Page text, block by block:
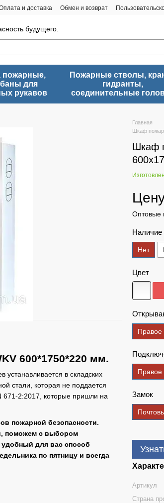
и доставка Обмен и возврат
будущего.
пожарные,
для
рукавов
Пожарные стволы,
гидранты,
соединительные
600*1750*220 мм.
в складских
стали, которая не поддается
671-2:2017, которые пришли на
пожарной безопасности.
поможем с выбором
для вас способ
по пятницу и всегда
Главная
Шкаф
Шкаф
Оптовые
Наличие
Нет
Цвет
Правое
Правое
Замок
Артикул
Страна